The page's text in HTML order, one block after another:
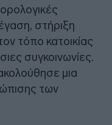
στήριξη
τόπο κατοικίας
συγκοινωνίες.
μια
των